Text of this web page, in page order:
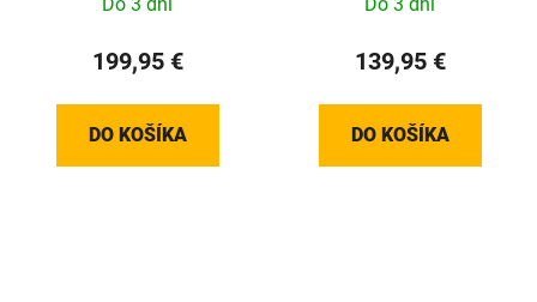
100821990803
Do 3 dní
199,95 €
DO KOŠÍKA
Do 3 dní
139,95 €
DO KOŠÍKA